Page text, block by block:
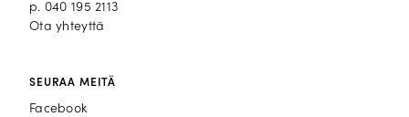
p. 040 195 2113
Ota yhteyttä
SEURAA MEITÄ
Facebook
Facebook